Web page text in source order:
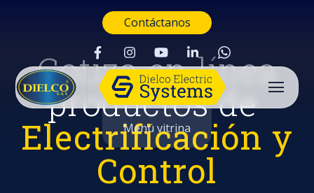
Contáctanos
Menú vitrina
Cotiza en línea
productos de
Electrificación y
Control